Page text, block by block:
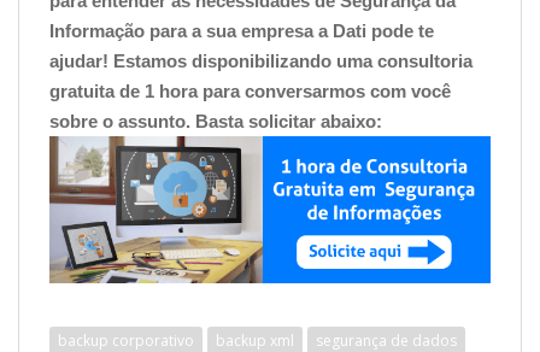
Informação para a sua empresa a Dati pode te
ajudar! Estamos disponibilizando uma consultoria
gratuita de 1 hora para conversarmos com você
sobre o assunto. Basta solicitar abaixo:
backup corporativo backup xml segurança de dados